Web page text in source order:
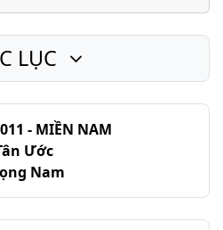
- MIỀN NAM
Ước
Nam
LỤC